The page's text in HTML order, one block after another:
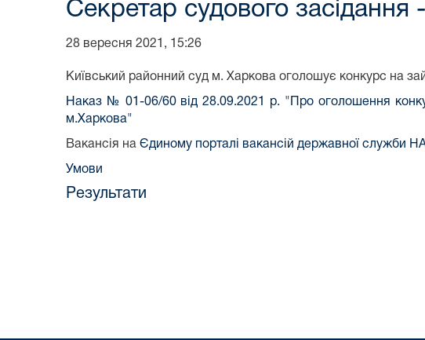
Секретар судового засідання
28 вересня 2021, 15:26
Київський районний суд м. Харкова оголошує конкурс на
Наказ № 01-06/60 від 28.09.2021 р. "Про оголошення
м.Харкова"
Вакансія на Єдиному порталі вакансій державної служби
Умови
Результати